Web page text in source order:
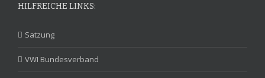
HILFREICHE LINKS:
Satzung
VWI Bundesverband